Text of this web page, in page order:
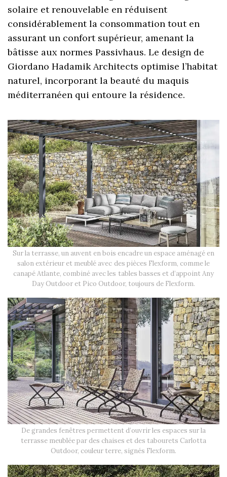
solaire et renouvelable en réduisent
considérablement la consommation tout en
assurant un confort supérieur, amenant la
bâtisse aux normes Passivhaus. Le design de
Giordano Hadamik Architects optimise l’habitat
naturel, incorporant la beauté du maquis
méditerranéen qui entoure la résidence.
Sur la terrasse, un auvent en bois encadre un espace aménagé en
salon extérieur et meublé avec des pièces Flexform, comme le
canapé Atlante, combiné avec les tables basses et d’appoint Any
Day Outdoor et Pico Outdoor, toujours de Flexform.
De grandes fenêtres permettent d’ouvrir les espaces sur la
terrasse meublée par des chaises et des tabourets Carlotta
Outdoor, couleur terre, signés Flexform.